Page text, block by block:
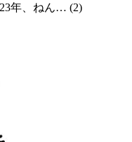
年、ねん… (2)